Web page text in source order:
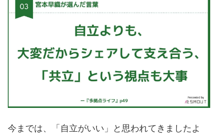
今までは、「自立がいい」と思われてきましたよ